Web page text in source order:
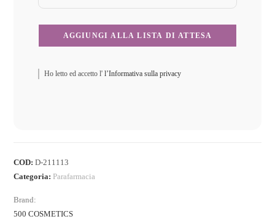
Ho letto ed accetto l' l’Informativa sulla privacy
COD:D-211113
Categoria: Parafarmacia
Brand:
500 COSMETICS